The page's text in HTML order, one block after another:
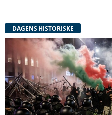
DAGENS HISTORISKE